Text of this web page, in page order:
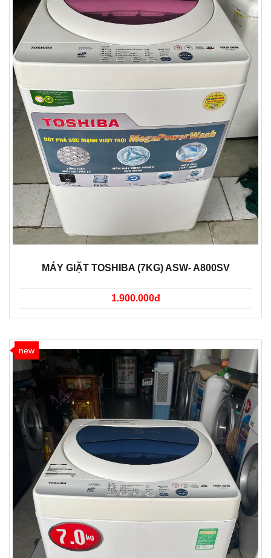
MÁY GIẶT TOSHIBA (7KG) ASW- A800SV
1.900.000đ
new